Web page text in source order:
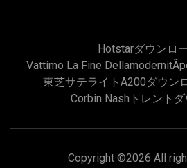
Hotstarダウンロ
Vattimo La Fine
東芝サテライトa200ダウン
Corbin Nashトレント
Copyright ©2026 All